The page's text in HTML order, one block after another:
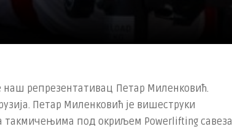
репрезентативац Петар Миленковић.
Петар Миленковић је вишеструки
под окриљем Powerlifting савеза